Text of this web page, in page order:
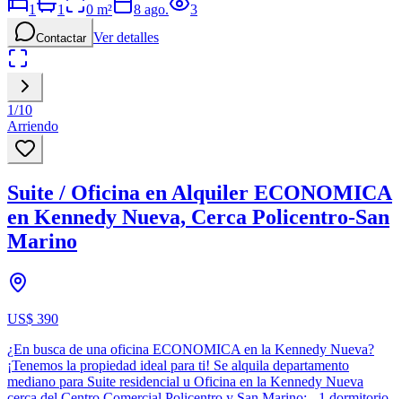
1
1 0 m² 8 ago. 3
Contactar Ver detalles
1/10
Arriendo
Suite / Oficina en Alquiler ECONOMICA
en Kennedy Nueva, Cerca Policentro-San
Marino
US$ 390
¿En busca de una oficina ECONOMICA en la Kennedy Nueva?
¡Tenemos la propiedad ideal para ti! Se alquila departamento
mediano para Suite residencial u Oficina en la Kennedy Nueva